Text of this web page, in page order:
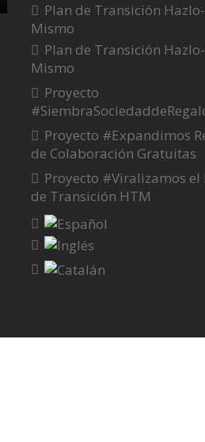
Plan de Transición
Mismo
Plan de Transición
Mismo
Proyecto
Proyecto #Expandimos
de Colaboración Gratuitas
Proyecto #Viralizamos el
de Transición HTM